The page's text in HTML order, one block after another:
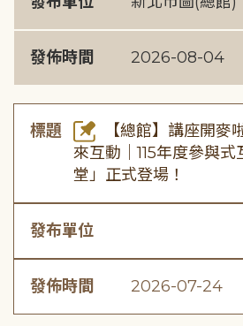
發佈時間 2026-08-04
標題
【總館】講座開麥
來互動｜115年度參與
堂」正式登場！
發布單位
發佈時間 2026-07-24